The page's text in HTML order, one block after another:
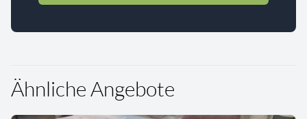
Ähnliche Angebote